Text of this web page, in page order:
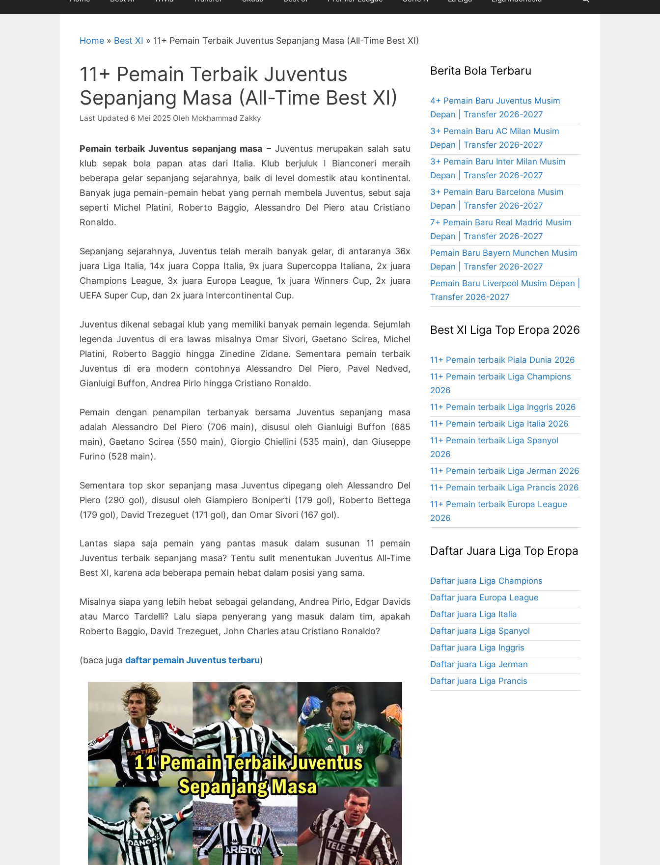
Home » Best XI » 11+ Pemain Terbaik Juventus Sepanjang Masa (All-Time Best XI)
11+ Pemain Terbaik Juventus
Sepanjang Masa (All-Time Best XI)
6 Mei 2025 Oleh Mokhammad Zakky
Pemain terbaik Juventus sepanjang masa – Juventus merupakan salah satu
klub sepak bola papan atas dari Italia. Klub berjuluk I Bianconeri meraih
beberapa gelar sepanjang sejarahnya, baik di level domestik atau kontinental.
Banyak juga pemain-pemain hebat yang pernah membela Juventus, sebut saja
seperti Michel Platini, Roberto Baggio, Alessandro Del Piero atau Cristiano
Ronaldo.
Sepanjang sejarahnya, Juventus telah meraih banyak gelar, di antaranya 36x
juara Liga Italia, 14x juara Coppa Italia, 9x juara Supercoppa Italiana, 2x juara
Champions League, 3x juara Europa League, 1x juara Winners Cup, 2x juara
UEFA Super Cup, dan 2x juara Intercontinental Cup.
Juventus dikenal sebagai klub yang memiliki banyak pemain legenda. Sejumlah
legenda Juventus di era lawas misalnya Omar Sivori, Gaetano Scirea, Michel
Platini, Roberto Baggio hingga Zinedine Zidane. Sementara pemain terbaik
Juventus di era modern contohnya Alessandro Del Piero, Pavel Nedved,
Gianluigi Buffon, Andrea Pirlo hingga Cristiano Ronaldo.
Pemain dengan penampilan terbanyak bersama Juventus sepanjang masa
adalah Alessandro Del Piero (706 main), disusul oleh Gianluigi Buffon (685
main), Gaetano Scirea (550 main), Giorgio Chiellini (535 main), dan Giuseppe
Furino (528 main).
Sementara top skor sepanjang masa Juventus dipegang oleh Alessandro Del
Piero (290 gol), disusul oleh Giampiero Boniperti (179 gol), Roberto Bettega
(179 gol), David Trezeguet (171 gol), dan Omar Sivori (167 gol).
Lantas siapa saja pemain yang pantas masuk dalam susunan 11 pemain
Juventus terbaik sepanjang masa? Tentu sulit menentukan Juventus All-Time
Best XI, karena ada beberapa pemain hebat dalam posisi yang sama.
Misalnya siapa yang lebih hebat sebagai gelandang, Andrea Pirlo, Edgar Davids
atau Marco Tardelli? Lalu siapa penyerang yang masuk dalam tim, apakah
Roberto Baggio, David Trezeguet, John Charles atau Cristiano Ronaldo?
(baca juga daftar pemain Juventus terbaru)
Berita Bola Terbaru
4+ Pemain Baru Juventus Musim
Depan | Transfer 2026-2027
3+ Pemain Baru AC Milan Musim
Depan | Transfer 2026-2027
3+ Pemain Baru Inter Milan Musim
Depan | Transfer 2026-2027
3+ Pemain Baru Barcelona Musim
Depan | Transfer 2026-2027
7+ Pemain Baru Real Madrid Musim
Depan | Transfer 2026-2027
Pemain Baru Bayern Munchen Musim
Depan | Transfer 2026-2027
Pemain Baru Liverpool Musim Depan |
Transfer 2026-2027
Best XI Liga Top Eropa 2026
11+ Pemain terbaik Piala Dunia 2026
11+ Pemain terbaik Liga Champions
2026
11+ Pemain terbaik Liga Inggris 2026
11+ Pemain terbaik Liga Italia 2026
11+ Pemain terbaik Liga Spanyol
2026
11+ Pemain terbaik Liga Jerman 2026
11+ Pemain terbaik Liga Prancis 2026
11+ Pemain terbaik Europa League
2026
Daftar Juara Liga Top Eropa
Daftar juara Liga Champions
Daftar juara Europa League
Daftar juara Liga Italia
Daftar juara Liga Spanyol
Daftar juara Liga Inggris
Daftar juara Liga Jerman
Daftar juara Liga Prancis